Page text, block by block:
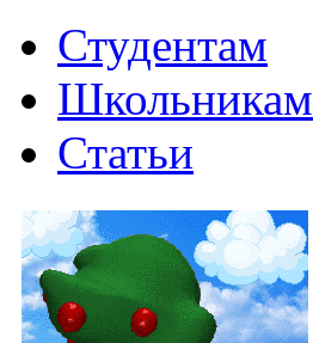
Студентам
Школьникам
Статьи